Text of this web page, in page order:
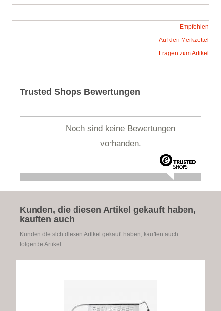
Empfehlen
Auf den Merkzettel
Fragen zum Artikel
Trusted Shops Bewertungen
Noch sind keine Bewertungen
vorhanden.
Kunden, die diesen Artikel gekauft haben,
kauften auch
Kunden die sich diesen Artikel gekauft haben, kauften auch
folgende Artikel.